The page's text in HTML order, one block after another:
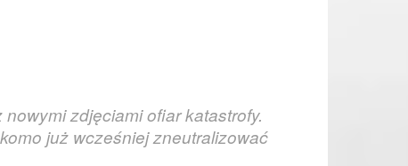
zdjęciami ofiar katastrofy.
już wcześniej zneutralizować